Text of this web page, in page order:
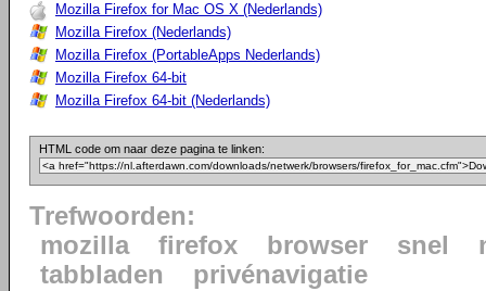
Mozilla Firefox for Mac OS X (Nederlands)
Mozilla Firefox (Nederlands)
Mozilla Firefox (PortableApps Nederlands)
Mozilla Firefox 64-bit
Mozilla Firefox 64-bit (Nederlands)
HTML code om naar deze pagina te linken:
Trefwoorden:
mozilla
firefox browser snel
tabbladen
privénavigatie